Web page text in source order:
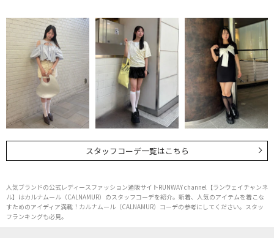
スタッフコーデ一覧はこちら
人気ブランドの公式レディースファッション通販サイトRUNWAY channel【ランウェイチャンネ
ル】はカルナムール（CALNAMUR）のスタッフコーデを紹介。新着、人気のアイテムを着こな
すためのアイディア満載！カルナムール（CALNAMUR）コーデの参考にしてください。スタッ
フランキングも必見。